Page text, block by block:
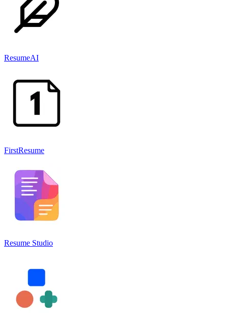
ResumeAI
FirstResume
Resume Studio